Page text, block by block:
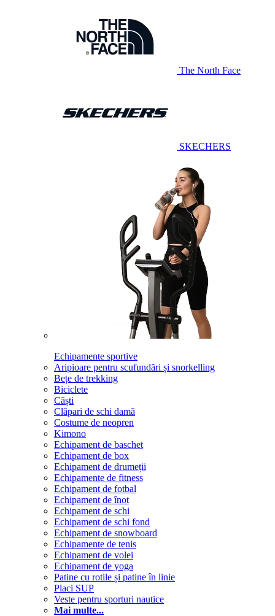
The North Face
SKECHERS
Echipamente sportive
Aripioare pentru scufundări și snorkelling
Bețe de trekking
Biciclete
Căști
Clăpari de schi damă
Costume de neopren
Kimono
Echipament de baschet
Echipament de box
Echipament de drumeții
Echipamente de fitness
Echipament de fotbal
Echipament de înot
Echipament de schi
Echipament de schi fond
Echipament de snowboard
Echipamente de tenis
Echipament de volei
Echipament de yoga
Patine cu rotile și patine în linie
Placi SUP
Veste pentru sporturi nautice
Mai multe...